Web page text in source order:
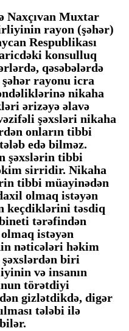
Naxçıvan Muxtar
nin rayon (şəhər)
Respublikası
konsulluq
qəsəbələrdə
rayonu icra
nikaha
ərizəyə əlavə
şəxsləri nikaha
onların tibbi
edə bilməz.
şəxslərin tibbi
sirridir. Nikaha
tibbi müayinədən
olmaq istəyən
keçdiklərini təsdiq
tərəfindən
istəyən
nəticələri həkim
biri
və insanın
törətdiyi
gizlətdikdə, digər
tələbi ilə